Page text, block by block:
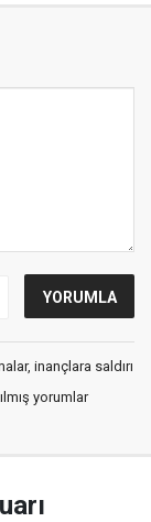
inançlara saldırı
yorumlar